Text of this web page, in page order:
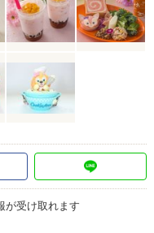
が受け取れます